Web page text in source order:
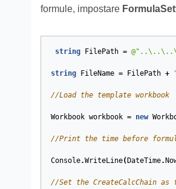
formule, impostare
string FilePath =
string FileName = FilePath +
//Load the template workbook
Workbook workbook = new
//Print the time before
Console.WriteLine( DateTime.
//Set the CreateCalcChain as